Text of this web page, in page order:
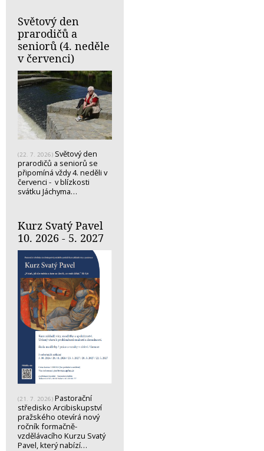
Světový den
prarodičů a
seniorů (4. neděle
v červenci)
(22. 7. 2026) Světový den
prarodičů a seniorů se
připomíná vždy 4. neděli v
červenci - v blízkosti
svátku Jáchyma…
Kurz Svatý Pavel
10. 2026 - 5. 2027
(21. 7. 2026) Pastorační
středisko Arcibiskupství
pražského otevírá nový
ročník formačně-
vzdělávacího Kurzu Svatý
Pavel, který nabízí…